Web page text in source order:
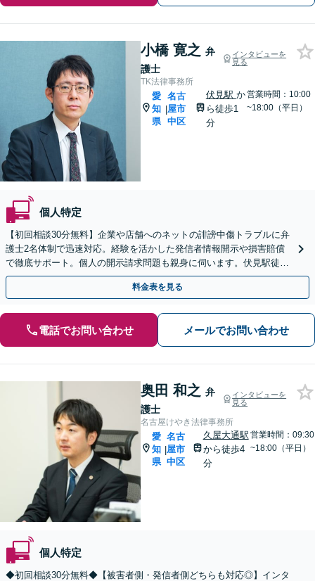
小橋 寛之 弁
護士
インタビューを
見る
TK法律事務所
愛
知
県
|
名古
屋市
中区
伏見駅 か
ら徒歩1
分
営業時間：10:00
~18:00（平日）
個人特定
【初回相談30分無料】企業や店舗へのネットの誹謗中傷トラブルに弁
護士2名体制で迅速対応。経験を活かした発信者情報開示や損害賠償
で徹底サポート。個人の開示請求問題も親身に伺います。伏見駅徒歩
1分、Web相談も可能。
料金表を見る
電話でお問い合わせ メールでお問い合わせ
奥田 和之 弁
護士
インタビューを
見る
名古屋けやき法律事務所
愛
知
県
|
名古
屋市
中区
久屋大通駅
から徒歩4
分
営業時間：09:30
~18:00（平日）
個人特定
◆初回相談30分無料◆【被害者側・発信者側どちらも対応◎】インタ